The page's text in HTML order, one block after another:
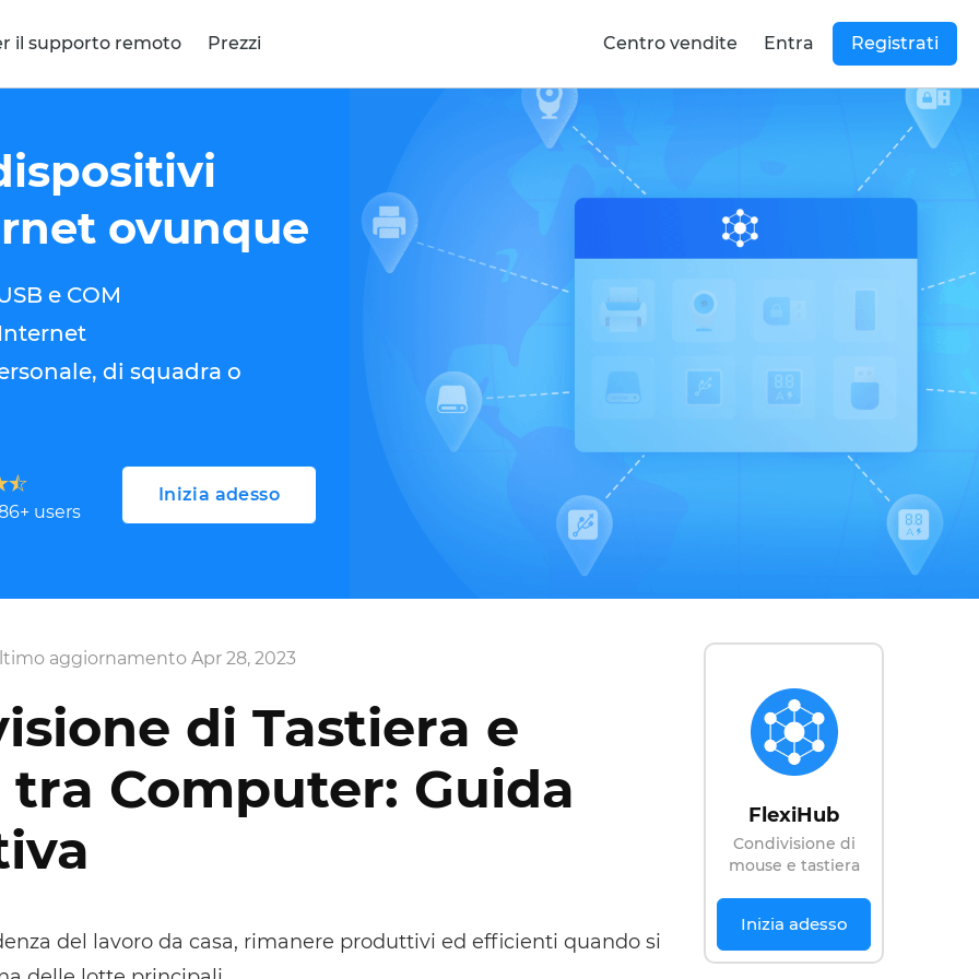
il supporto remoto Prezzi Registrati
Entra
Centro vendite
ovunque
e COM
di squadra o
+ users
Inizia adesso
FlexiHub
Condivisione di
mouse e tastiera
Inizia adesso
aggiornamento Apr 28, 2023
di Tastiera e
tra Computer: Guida
del lavoro da casa, rimanere produttivi ed efficienti quando si